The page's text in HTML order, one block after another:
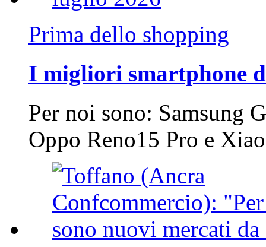
Prima dello shopping
I migliori smartphone
Per noi sono: Samsung
Oppo Reno15 Pro e